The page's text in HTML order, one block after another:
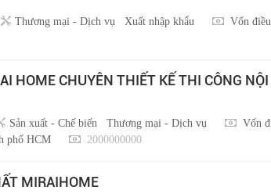
Thương mại - Dịch vụ Xuất nhập khẩu Vốn
HOME CHUYÊN THIẾT KẾ THI CÔNG
Sản xuất - Chế biến Thương mại - Dịch vụ
Vốn
phố HCM 2000000000
MIRAIHOME